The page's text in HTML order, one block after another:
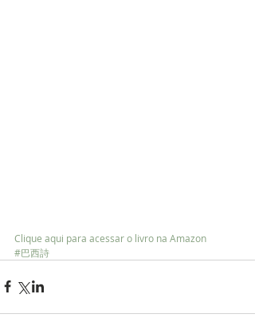
Clique aqui para acessar o livro na Amazon
#巴西詩